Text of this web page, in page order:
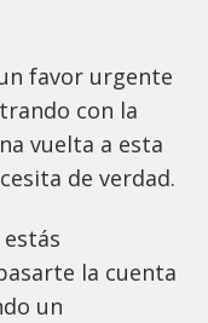
favor urgente
con la
vuelta a esta
de verdad.
la cuenta
un